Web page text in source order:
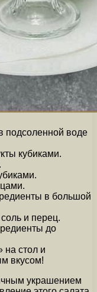
подсоленной воде
кубиками.
в большой
и перец.
до
на стол и
вкусом!
украшением